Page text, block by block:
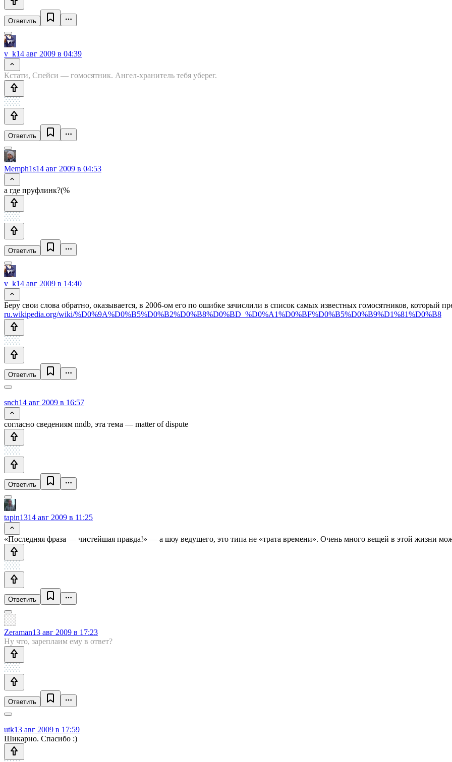
Ответить
v_k14 авг 2009 в 04:39
Кстати, Спейси — гомосятник. Ангел-хранитель тебя уберег.
Ответить
Memph1s14 авг 2009 в 04:53
а где пруфлинк?(%
Ответить
v_k14 авг 2009 в 14:40
Беру свои слова обратно, оказывается, в 2006-ом его по ошибке зачислили в список самых известных гомосятников, который
ru.wikipedia.org/wiki/%D0%9A%D0%B5%D0%B2%D0%B8%D0%BD_%D0%A1%D0%BF%D0%B5%D0%B9%D1%81%D0%B8
Ответить
snch14 авг 2009 в 16:57
согласно сведениям nndb, эта тема — matter of dispute
Ответить
tapin1314 авг 2009 в 11:25
«Последняя фраза — чистейшая правда!» — а шоу ведущего, это типа не «трата времени». Очень много вещей в этой жизни
Ответить
Zeraman13 авг 2009 в 17:23
Ну что, зареплаим ему в ответ?
Ответить
utk13 авг 2009 в 17:59
Шикарно. Спасибо :)